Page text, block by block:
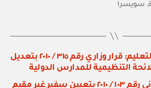
, سويسرا
وزارة التربية والتعليم: قرار وزاري رقم ٣١٥ / ٢٠١٠ بتعديل
التنظيمية للمدارس الدولية
سفير غير مقيم